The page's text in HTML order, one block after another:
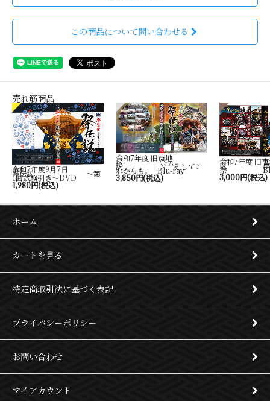
この商品について問い合わせる
売れ筋商品
令和7年度9月7日
祭伝説 ～第
1回試験引き～DVD
1,980円(税込)
令和7年度 旧市地
区 祭伝
説 そしてこ
れからも。 Blu-ray
3,850円(税込)
令和7年度 旧
区 岸
祭
3,000円(税込)
ホーム
カートを見る
特定商取引法に基づく表記
プライバシーポリシー
お問い合わせ
マイアカウント